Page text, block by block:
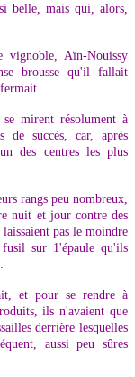
belle, mais qui, alors,
vignoble, Aïn-Nouissy
brousse qu'il fallait
mirent résolument à
de succès, car, après
des centres les plus
rangs peu nombreux,
nuit et jour contre des
pas le moindre
sur 1'épaule qu'ils
et pour se rendre à
ils n'avaient que
derrière lesquelles
aussi peu sûres